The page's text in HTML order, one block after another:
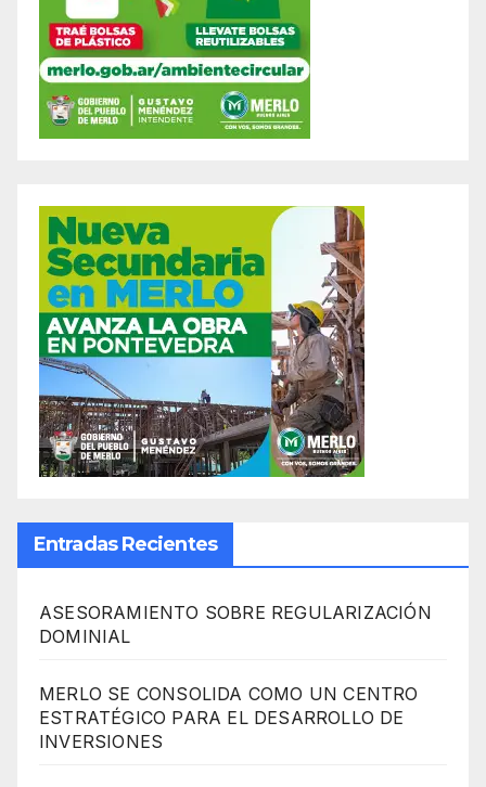
Entradas Recientes
ASESORAMIENTO SOBRE REGULARIZACIÓN
DOMINIAL
MERLO SE CONSOLIDA COMO UN CENTRO
ESTRATÉGICO PARA EL DESARROLLO DE
INVERSIONES